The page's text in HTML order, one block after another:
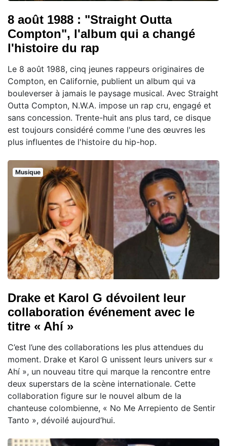
8 août 1988 : "Straight Outta
Compton", l'album qui a changé
l'histoire du rap
Le 8 août 1988, cinq jeunes rappeurs originaires de
Compton, en Californie, publient un album qui va
bouleverser à jamais le paysage musical. Avec Straight
Outta Compton, N.W.A. impose un rap cru, engagé et
sans concession. Trente-huit ans plus tard, ce disque
est toujours considéré comme l'une des œuvres les
plus influentes de l'histoire du hip-hop.
Musique
Drake et Karol G dévoilent leur
collaboration événement avec le
titre « Ahí »
C’est l’une des collaborations les plus attendues du
moment. Drake et Karol G unissent leurs univers sur «
Ahí », un nouveau titre qui marque la rencontre entre
deux superstars de la scène internationale. Cette
collaboration figure sur le nouvel album de la
chanteuse colombienne, « No Me Arrepiento de Sentir
Tanto », dévoilé aujourd’hui.